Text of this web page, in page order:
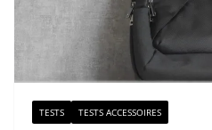
TESTS TESTS ACCESSOIRES